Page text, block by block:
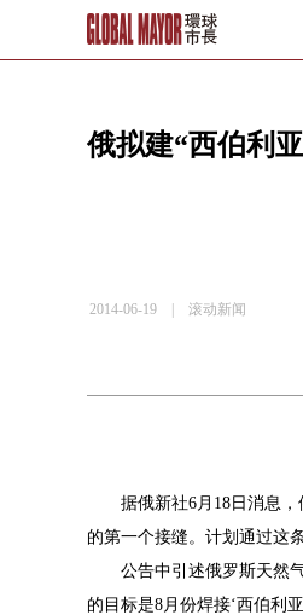
俄拟建“西伯利
2014-06-19 | 滚动新闻
据俄新社6月 18 日消息
的第一个接缝。计划通过这
公告中引述俄罗斯天然气
的目标是8月份焊接‘西伯利